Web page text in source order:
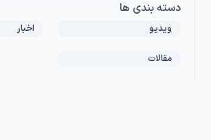
دسته بندی ها
ویدیو اخبار
مقالات